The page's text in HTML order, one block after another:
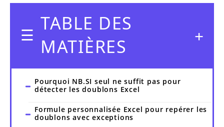
TABLE DES
MATIÈRES
Pourquoi NB.SI seul ne suffit pas pour
détecter les doublons Excel
Formule personnalisée Excel pour repérer les
doublons avec exceptions